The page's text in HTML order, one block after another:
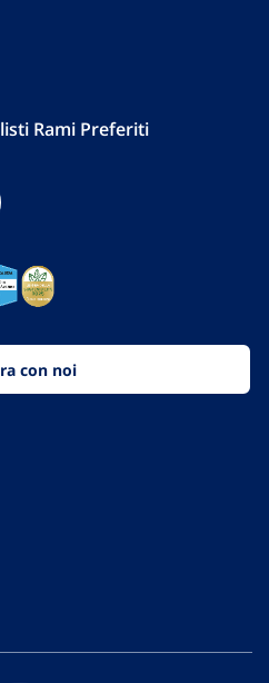
Rami Preferiti
con noi